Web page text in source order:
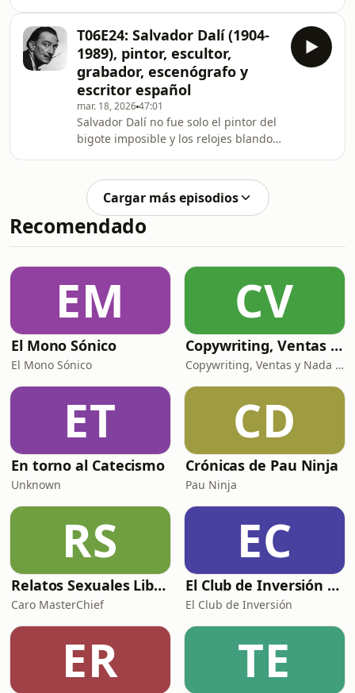
de guerra, pionera del reporterismo
internacional y primera mujer
periodista en recibir la Croix de
Guerre francesa. Pero también fue
una mujer cuya vida afectiva
transcurrió de forma clara y sostenida
entre otras mujeres, en una época
que prefería llamar “amis
T06E24: Salvador Dalí (1904-
1989), pintor, escultor,
grabador, escenógrafo y
escritor español
mar. 18, 202647:01
Salvador Dalí no fue solo el pintor del
bigote imposible y los relojes blandos.
profundamente no normativo, cuya
vida afectiva y erótica ha sido
simplificada durante décadas por una
historiografía demasiado cómoda con
del personaje. En este episodio de
Grandes Maricas de la Historia, nos
adentramos e
Cargar más episodios
Recomendado
EM
El Mono Sónico
El Mono Sónico
CV
Copywriting, Ventas y Nada que perder
Copywriting, Ventas y Nada que Perder
ET
En torno al Catecismo
Unknown
CD
Crónicas de Pau Ninja
Pau Ninja
RS
Relatos Sexuales Liberales
Caro MasterChief
EC
El Club de Inversión podcast
El Club de Inversión
ER TE